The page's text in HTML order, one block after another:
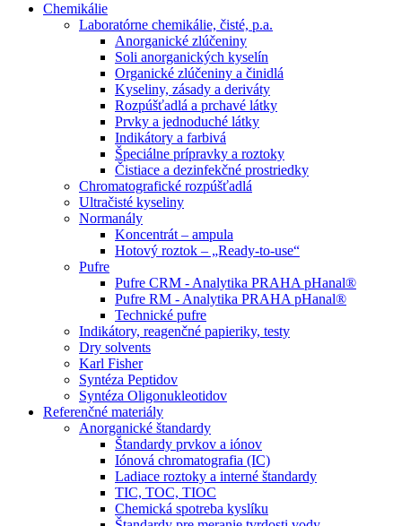
Chemikálie
Laboratórne chemikálie, čisté, p.a.
Anorganické zlúčeniny
Soli anorganických kyselín
Organické zlúčeniny a činidlá
Kyseliny, zásady a deriváty
Rozpúšťadlá a prchavé látky
Prvky a jednoduché látky
Indikátory a farbivá
Špeciálne prípravky a roztoky
Čistiace a dezinfekčné prostriedky
Chromatografické rozpúšťadlá
Ultračisté kyseliny
Normanály
Koncentrát – ampula
Hotový roztok – „Ready-to-use“
Pufre
Pufre CRM - Analytika PRAHA pHanal®
Pufre RM - Analytika PRAHA pHanal®
Technické pufre
Indikátory, reagenčné papieriky, testy
Dry solvents
Karl Fisher
Syntéza Peptidov
Syntéza Oligonukleotidov
Referenčné materiály
Anorganické štandardy
Štandardy prvkov a iónov
Iónová chromatografia (IC)
Ladiace roztoky a interné štandardy
TIC, TOC, TIOC
Chemická spotreba kyslíku